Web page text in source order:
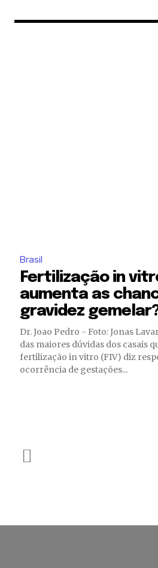
Brasil
Fertilização in
aumenta as
gravidez
Dr. Joao Pedro - Foto: Jonas Lavarini.
das maiores dúvidas dos casais
fertilização in vitro (FIV) diz
ocorrência de gestações...